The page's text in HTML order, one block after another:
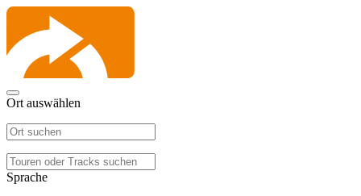
Ort auswählen
Sprache